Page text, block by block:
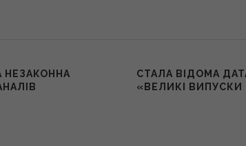
НЕЗАКОННА
СТАЛА ВІДОМА
«ВЕЛИКІ